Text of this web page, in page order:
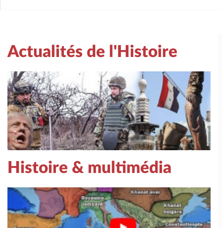
Actualités de l'Histoire
Histoire & multimédia